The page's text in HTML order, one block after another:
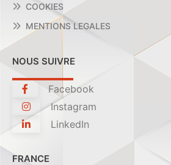
COOKIES
MENTIONS LEGALES
NOUS SUIVRE
Facebook
Instagram
LinkedIn
FRANCE